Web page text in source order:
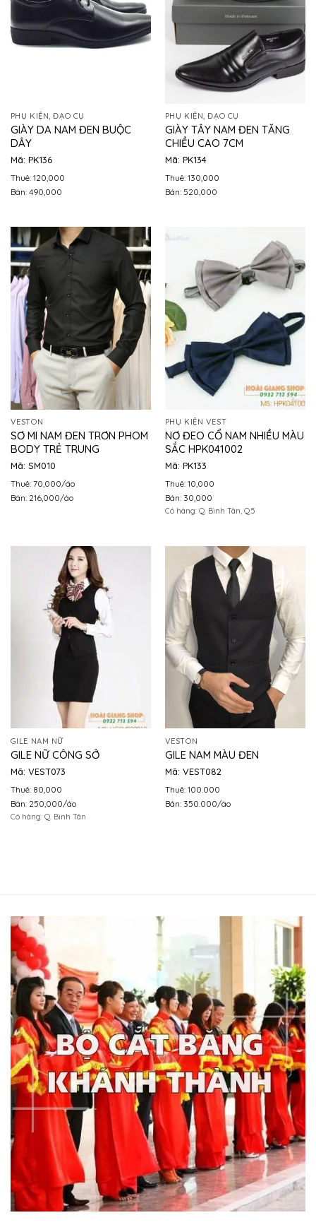
PHỤ KIỆN, ĐẠO CỤ
GIÀY DA NAM ĐEN BUỘC
DÂY
Mã: PK136
Thuê: 120,000
Bán: 490,000
PHỤ KIỆN, ĐẠO CỤ
GIÀY TÂY NAM ĐEN TĂNG
CHIỀU CAO 7CM
Mã: PK134
Thuê: 130,000
Bán: 520,000
VESTON
SƠ MI NAM ĐEN TRƠN PHOM
BODY TRẺ TRUNG
Mã: SM010
Thuê: 70,000/áo
Bán: 216,000/áo
PHỤ KIỆN VEST
NƠ ĐEO CỔ NAM NHIỀU MÀU
SẮC HPK041002
Mã: PK133
Thuê: 10,000
Bán: 30,000
Có hàng: Q. Bình Tân, Q.5
GILE NAM NỮ
GILE NỮ CÔNG SỞ
Mã: VEST073
Thuê: 80,000
Bán: 250,000/áo
Có hàng: Q. Bình Tân
VESTON
GILE NAM MÀU ĐEN
Mã: VEST082
Thuê: 100.000
Bán: 350.000/áo